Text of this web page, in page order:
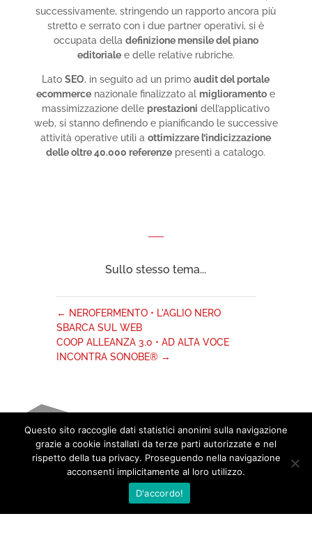
successivamente, stringendo un rapporto ancora più
stretto e serrato con i due partner operativi, si è
occupata della definizione mensile del piano
editorialee delle relative rubriche.
LatoSEO, in seguito ad un primoaudit del portale
ecommerce nazionale finalizzato al miglioramento e
massimizzazione delle prestazioni dell’applicativo
web, si stanno definendo e pianificando le successive
attività operative utili aottimizzare l’indicizzazione
delle oltre 40.000 referenze presenti a catalogo.
Sullo stesso tema...
← NEROFERMENTO • L'AGLIO NERO
SBARCA SUL WEB
COOP ALLEANZA 3.0 • AD ALTA VOCE
INCONTRA SONOBE® →
Questo sito raccoglie dati statistici anonimi sulla navigazione
grazie a cookie installati da terze parti autorizzate e nel
rispetto della tua privacy. Proseguendo nella navigazione
acconsenti implicitamente al loro utilizzo.
D'accordo!